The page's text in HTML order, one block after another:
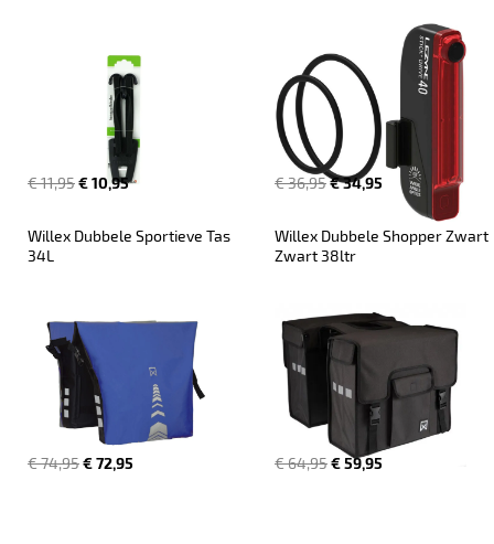
€ 11,95€ 10,95 € 36,95€ 34,95
Willex Dubbele Sportieve Tas
34L
€ 74,95€ 72,95
Willex Dubbele Shopper Zwart
Zwart 38ltr
€ 64,95€ 59,95